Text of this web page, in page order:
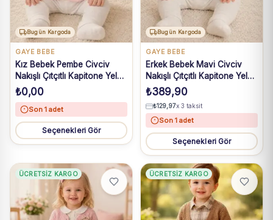
Bugün Kargoda
GAYE BEBE
Kız Bebek Pembe Civciv
Nakışlı Çıtçıtlı Kapitone Yelek
1-9 Ay
₺0,00
Son 1 adet
Seçenekleri Gör
Bugün Kargoda
GAYE BEBE
Erkek Bebek Mavi Civciv
Nakışlı Çıtçıtlı Kapitone Yelek
0-9 Ay
₺389,90
₺129,97x 3 taksit
Son 1 adet
Seçenekleri Gör
ÜCRETSIZ KARGO ÜCRETSIZ KARGO